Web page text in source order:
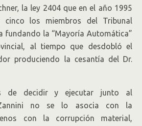
la ley 2404 que en el año 1995
los miembros del Tribunal
fundando la “Mayoría Automática”
al tiempo que desdobló el
produciendo la cesantía del Dr.
de decidir y ejecutar junto al
no se lo asocia con la
con la corrupción material,